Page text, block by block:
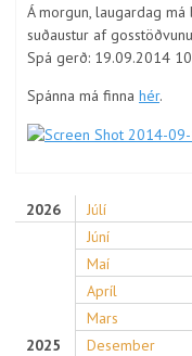
Á morgun, laugardag
suðaustur af
Spá gerð: 19.09.2014
Spánna má finna hér.
2026
Júlí
Júní
Maí
Apríl
Mars
2025
Desember